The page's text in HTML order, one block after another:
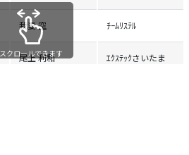
我妻 空 ﾁｰﾑﾘｽﾃﾙ
尾上 利和 ｴｸｽﾃｯｸさいたま
スクロールできます